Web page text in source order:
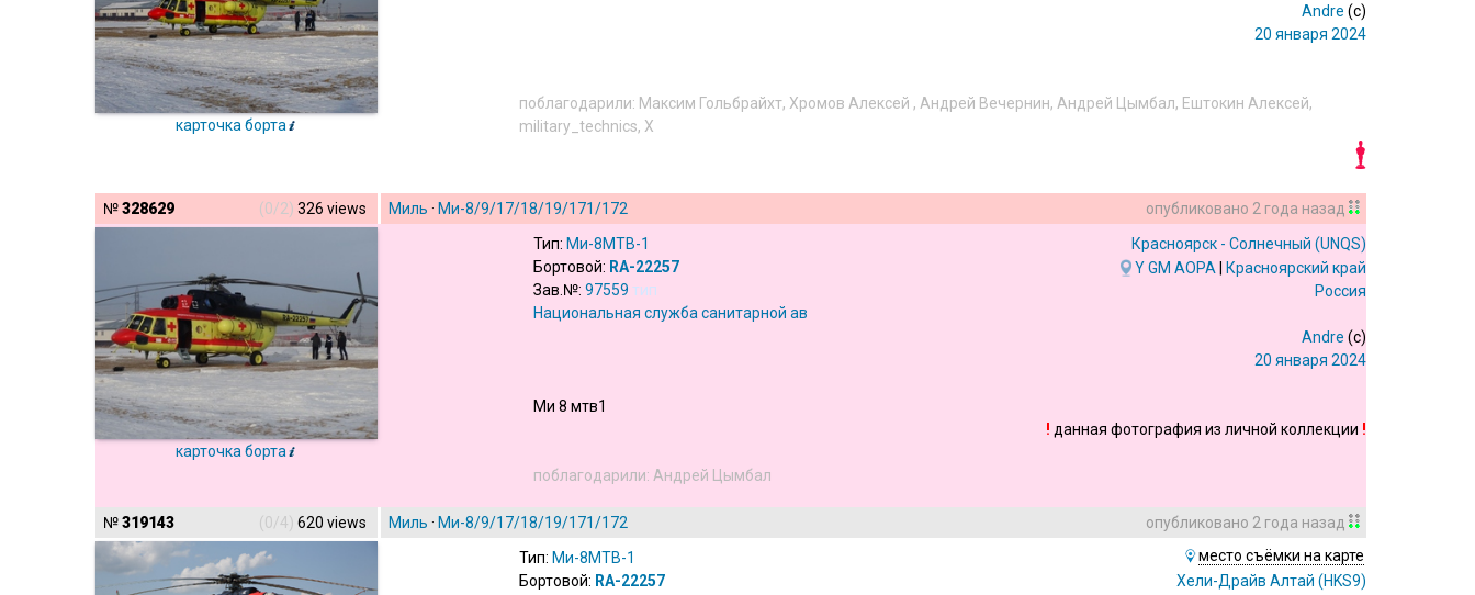
карточка борта
Andre (c)
20 января 2024
поблагодарили: Максим Гольбрайхт, Хромов Алексей , Андрей Вечернин, Андрей Цымбал, Ештокин Алексей,
military_technics, X
№328629 (0/2) 326 views Миль · Ми-8/9/17/18/19/171/172 опубликовано 2 года назад
карточка борта
Тип: Ми-8МТВ-1
Бортовой: RA-22257
Зав.№: 97559 тип
Национальная служба санитарной авиации
Красноярск - Солнечный (UNQS)
YGM AOPA
Красноярский край
Россия
Andre (c)
20 января 2024
Ми 8 мтв1
! данная фотография из личной коллекции !
поблагодарили: Андрей Цымбал
№319143 (0/4) 620 views Миль · Ми-8/9/17/18/19/171/172 опубликовано 2 года назад
Тип: Ми-8МТВ-1
Бортовой: RA-22257
место съёмки на карте
Хели-Драйв Алтай (HKS9)